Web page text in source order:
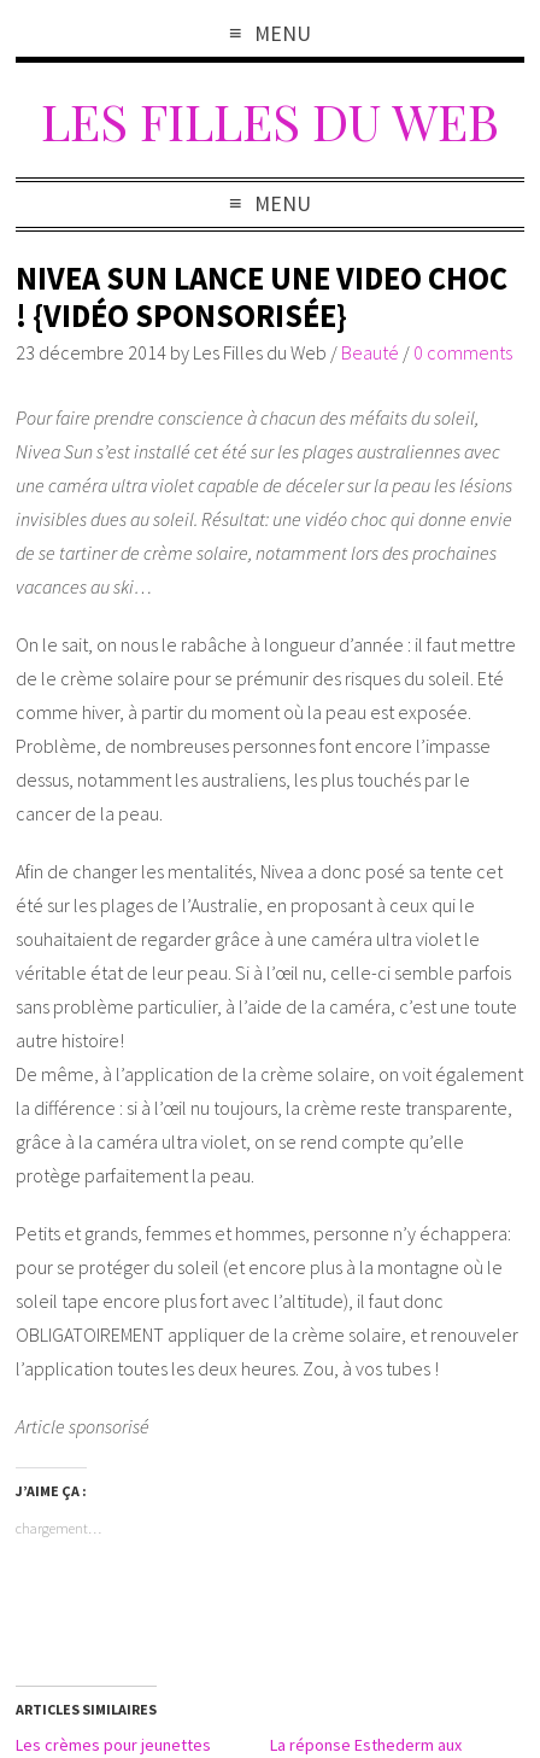
MENU
LES FILLES DU WEB
MENU
NIVEA SUN LANCE UNE VIDEO CHOC
! {VIDÉO SPONSORISÉE}
23 décembre 2014 by Les Filles du Web / Beauté / 0 comments
Pour faire prendre conscience à chacun des méfaits du soleil,
Nivea Sun s’est installé cet été sur les plages australiennes avec
une caméra ultra violet capable de déceler sur la peau les lésions
invisibles dues au soleil. Résultat: une vidéo choc qui donne envie
de se tartiner de crème solaire, notamment lors des prochaines
vacances au ski…
On le sait, on nous le rabâche à longueur d’année : il faut mettre
de le crème solaire pour se prémunir des risques du soleil. Eté
comme hiver, à partir du moment où la peau est exposée.
Problème, de nombreuses personnes font encore l’impasse
dessus, notamment les australiens, les plus touchés par le
cancer de la peau.
Afin de changer les mentalités, Nivea a donc posé sa tente cet
été sur les plages de l’Australie, en proposant à ceux qui le
souhaitaient de regarder grâce à une caméra ultra violet le
véritable état de leur peau. Si à l’œil nu, celle-ci semble parfois
sans problème particulier, à l’aide de la caméra, c’est une toute
autre histoire!
De même, à l’application de la crème solaire, on voit également
la différence : si à l’œil nu toujours, la crème reste transparente,
grâce à la caméra ultra violet, on se rend compte qu’elle
protège parfaitement la peau.
Petits et grands, femmes et hommes, personne n’y échappera:
pour se protéger du soleil (et encore plus à la montagne où le
soleil tape encore plus fort avec l’altitude), il faut donc
OBLIGATOIREMENT appliquer de la crème solaire, et renouveler
l’application toutes les deux heures. Zou, à vos tubes !
Article sponsorisé
J’AIME ÇA :
chargement…
ARTICLES SIMILAIRES
Les crèmes pour jeunettes
La réponse Esthederm aux